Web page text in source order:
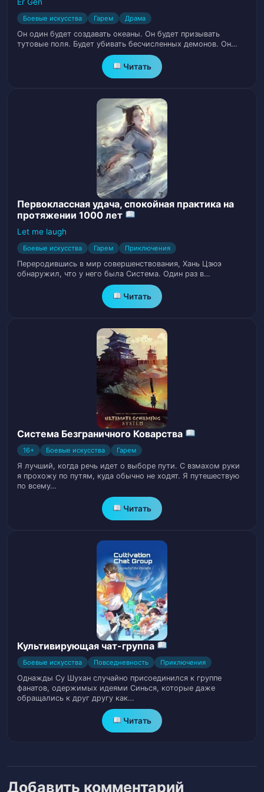
14 Глава 13. А этот ритм вполне неплох.
Глава 14. Фальшивый плач, чтобы
выявить их скрытый потенциал.
Глава 15. Печенье, упавшее с небес, о
котором я никому, никогда не скажу.
Глава 16. Разблокирование профессий.
Глава 17. Слабак, который дал всего
лишь жалкие десять очков опыта.
19
Глава 18. Старший брат лижет как
20
Глава 19. Этот младший брат немного
холоден.
Глава 20. Профессии, я буду сражаться с
вами до самой смерти.
Глава 21. Легендарное Оружие. Красный
Кирпич Девять-Пять.
Глава 22. Торговец оружием вот-вот
Глава 23. Разве это не потеря?
25
Глава 24. Мои два брата по секте,
поспешите и забейте меня до смерти
своими пилюлями циркуляции.
Глава 25. Старший Брат ты не должен
Глава 26. Твой младший брат, не такого
типа человек.
Глава 27. Я Сделаю Это…Я по
настоящему сделаю это.
29
Глава 28. Что ты вообще можешь
сделать?
30 Глава 29. Непоколебимая Сила Воли.
Глава 30. Успешно имитировал свою
Боевые искусства Гарем Драма
Он один будет создавать океаны. Он будет призывать
тутовые поля. Будет убивать бесчисленных демонов. Он…
Читать
Первоклассная удача, спокойная практика на
протяжении 1000 лет
Let me laugh
Боевые искусства Гарем Приключения
Переродившись в мир совершенствования, Хань Цзюэ
обнаружил, что у него была Система. Один раз в…
Читать
Система Безграничного Коварства
16+ Боевые искусства Гарем
Я лучший, когда речь идет о выборе пути. С взмахом руки
я прохожу по путям, куда обычно не ходят. Я путешествую
по всему…
Читать
Культивирующая чат-группа
Боевые искусства Повседневность Приключения
Однажды Су Шухан случайно присоединился к группе
фанатов, одержимых идеями Синься, которые даже
обращались к друг другу как…
Читать
Добавить комментарий